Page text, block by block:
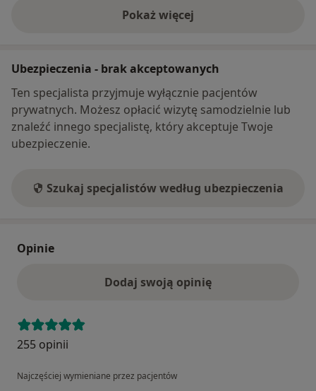
Pokaż więcej
o adresie
Ubezpieczenia - brak akceptowanych
Ten specjalista przyjmuje wyłącznie pacjentów
prywatnych. Możesz opłacić wizytę samodzielnie lub
znaleźć innego specjalistę, który akceptuje Twoje
ubezpieczenie.
Szukaj specjalistów według ubezpieczenia
Opinie
Dodaj swoją opinię
255 opinii
Najczęściej wymieniane przez pacjentów